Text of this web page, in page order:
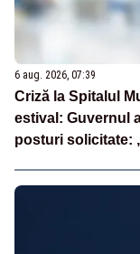
6 aug. 2026, 07:39
Criză la Spitalul
estival: Guvernul
posturi solicitate: